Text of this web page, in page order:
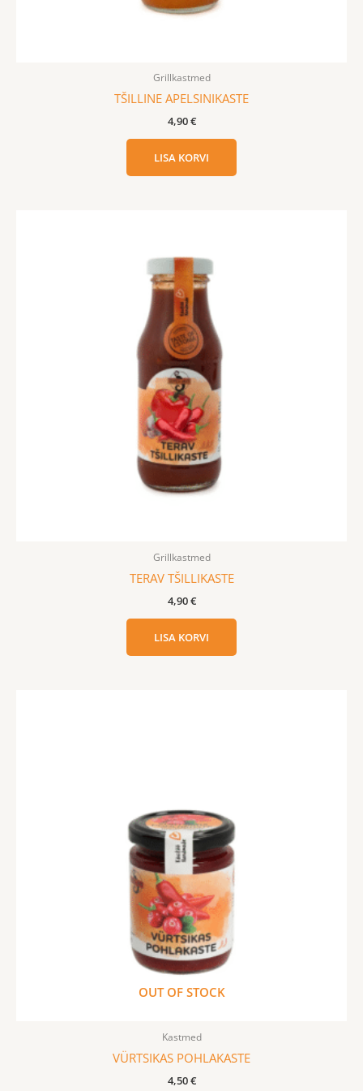
Grillkastmed
TŠILLINE APELSINIKASTE
4,90€
LISA KORVI
Grillkastmed
TERAV TŠILLIKASTE
4,90€
LISA KORVI
OUT OF STOCK
Kastmed
VÜRTSIKAS POHLAKASTE
4,50€